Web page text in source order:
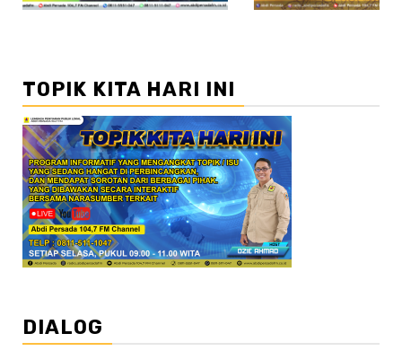
TOPIK KITA HARI INI
DIALOG